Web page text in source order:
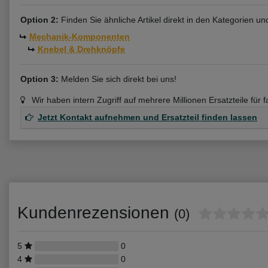
Option 2: Finden Sie ähnliche Artikel direkt in den Kategorien
Mechanik-Komponenten
Knebel & Drehknöpfe
Option 3: Melden Sie sich direkt bei uns!
Wir haben intern Zugriff auf mehrere Millionen Ersatzteile für
Jetzt Kontakt aufnehmen und Ersatzteil finden lassen
Kundenrezensionen (0)
5
0
4
0